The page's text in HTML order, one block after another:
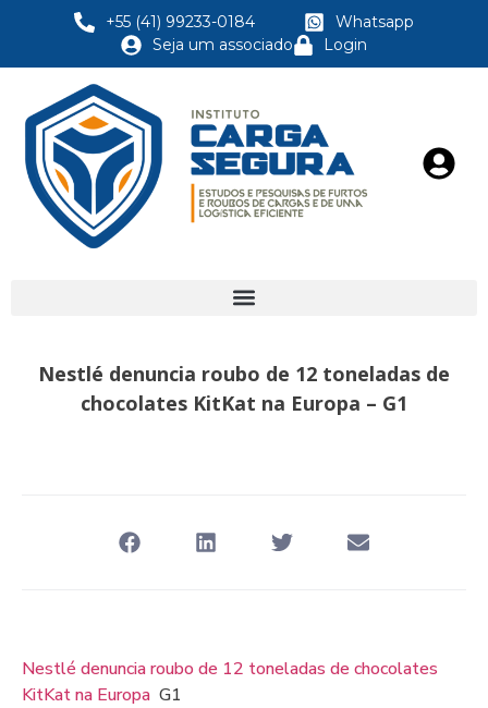
+55 (41) 99233-0184
Whatsapp
Seja um associado
Login
Nestlé denuncia roubo de 12 toneladas de
chocolates KitKat na Europa – G1
Nestlé denuncia roubo de 12 toneladas de chocolates
KitKat na Europa G1